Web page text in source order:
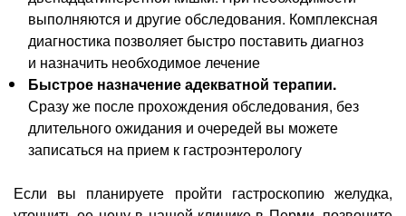
выполняются и другие обследования. Комплексная
диагностика позволяет быстро поставить диагноз
и назначить необходимое лечение
Быстрое назначение адекватной терапии.
Сразу же после прохождения обследования, без
длительного ожидания и очередей вы можете
записаться на прием к гастроэнтерологу
Если вы планируете пройти гастроскопию желудка,